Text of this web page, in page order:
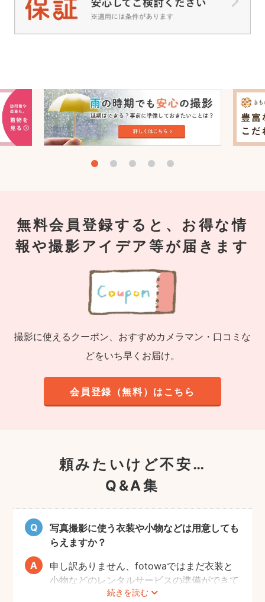
無料会員登録すると、お得な情
報や撮影アイデア等が届きます
撮影に使えるクーポン、おすすめカメラマン・口コミな
どをいち早くお届け。
会員登録（無料）はこちら
頼みたいけど不安…
Q&A集
写真撮影に使う衣装や小物などは用意しても
らえますか？
続きを読む
申し訳ありません、fotowaではまだ衣装と
小物などのレンタルサービスの準備ができて
おりませんので、お客様ご自身にご用意をお